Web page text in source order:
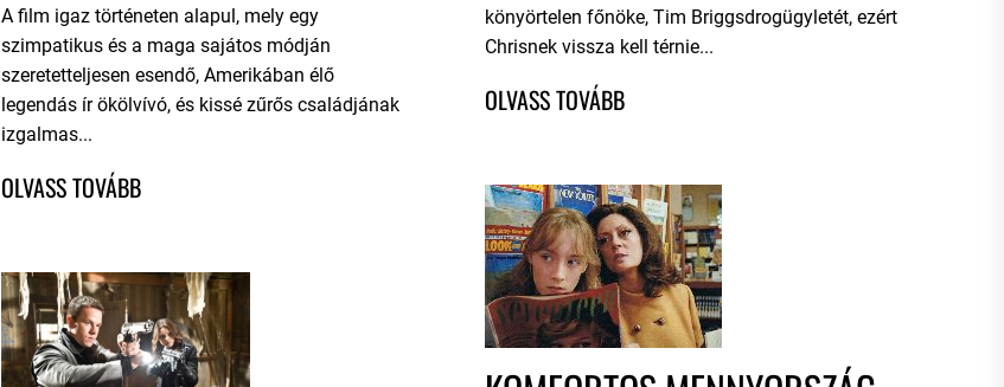
könyörtelen főnöke, Tim Briggsdrogügyletét, ezért
Chrisnek vissza kell térnie...
A film igaz történeten alapul, mely egy
szimpatikus és a maga sajátos módján
szeretetteljesen esendő, Amerikában élő
legendás ír ökölvívó, és kissé zűrős családjának
izgalmas...